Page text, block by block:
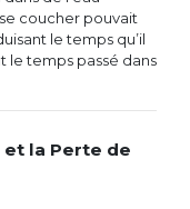
coucher pouvait
le temps qu’il
le temps passé dans
la Perte de